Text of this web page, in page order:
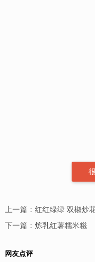
上一篇： 红红绿绿 双椒炒
下一篇： 炼乳红薯糯米糍
网友点评